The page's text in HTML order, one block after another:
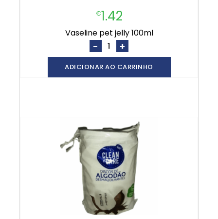
€1.42
vaseline pet jelly 100ml
- +
ADICIONAR AO CARRINHO